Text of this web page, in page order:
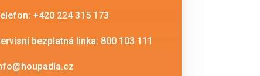
+420 224 315 173
bezplatná linka: 800 103 111